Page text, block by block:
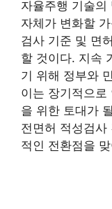
자율주행 기술의
자체가 변화할
검사 기준 및 면
할 것이다. 지속
기 위해 정부와
이는 장기적으로
을 위한 토대가
전면허 적성검사
적인 전환점을